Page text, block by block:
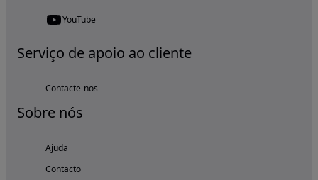
YouTube
Serviço de apoio ao cliente
Contacte-nos
Sobre nós
Ajuda
Contacto